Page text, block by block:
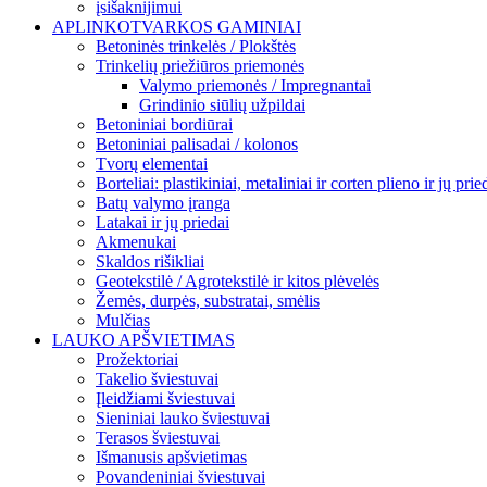
įsišaknijimui
APLINKOTVARKOS GAMINIAI
Betoninės trinkelės / Plokštės
Trinkelių priežiūros priemonės
Valymo priemonės / Impregnantai
Grindinio siūlių užpildai
Betoniniai bordiūrai
Betoniniai palisadai / kolonos
Tvorų elementai
Borteliai: plastikiniai, metaliniai ir corten plieno ir jų
Batų valymo įranga
Latakai ir jų priedai
Akmenukai
Skaldos rišikliai
Geotekstilė / Agrotekstilė ir kitos plėvelės
Žemės, durpės, substratai, smėlis
Mulčias
LAUKO APŠVIETIMAS
Prožektoriai
Takelio šviestuvai
Įleidžiami šviestuvai
Sieniniai lauko šviestuvai
Terasos šviestuvai
Išmanusis apšvietimas
Povandeniniai šviestuvai